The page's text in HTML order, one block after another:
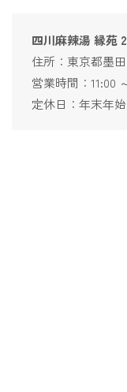
四川麻辣湯 縁苑
住所：東京都墨
営業時間：11:00
定休日：年末年